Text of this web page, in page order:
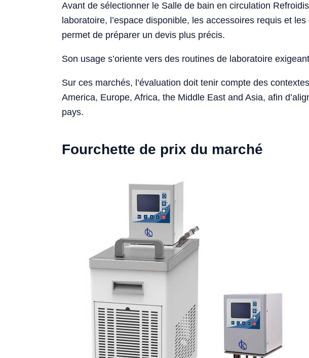
Avant de sélectionner le Salle de bain en circulation
laboratoire, l’espace disponible, les accessoires requis et
permet de préparer un devis plus précis.
Son usage s’oriente vers des routines de laboratoire
Sur ces marchés, l’évaluation doit tenir compte des
America, Europe, Africa, the Middle East and Asia, afin
pays.
Fourchette de prix du marché